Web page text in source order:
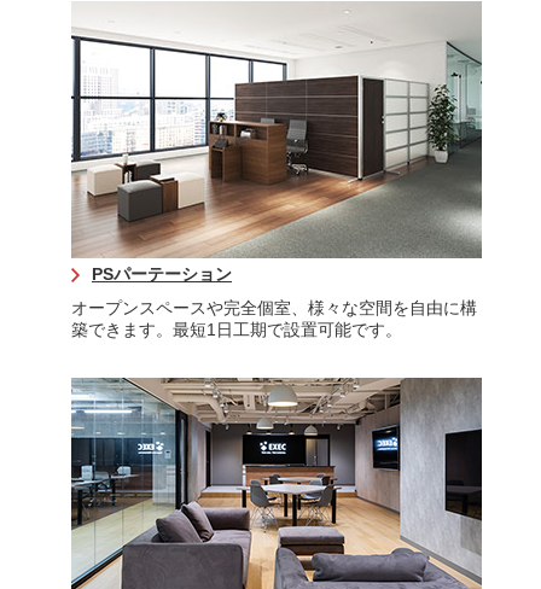
PSパーテーション
オープンスペースや完全個室、様々な空間を自由に構
築できます。最短1日工期で設置可能です。